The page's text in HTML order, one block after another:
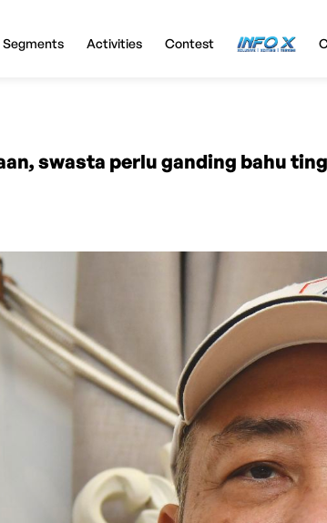
Segments Activities Contest InfoX
swasta perlu ganding bahu